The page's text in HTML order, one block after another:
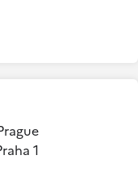
1